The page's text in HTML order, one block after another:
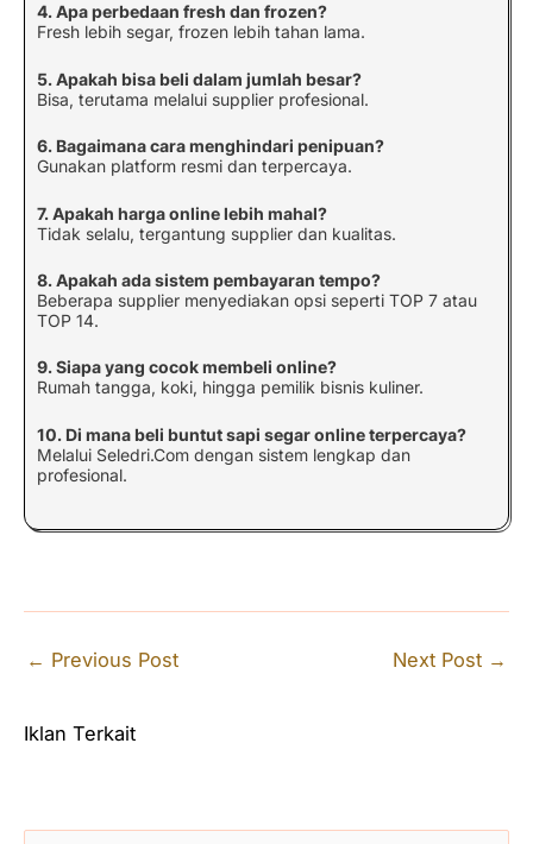
4. Apa perbedaan fresh dan frozen?
Fresh lebih segar, frozen lebih tahan lama.
5. Apakah bisa beli dalam jumlah besar?
Bisa, terutama melalui supplier profesional.
6. Bagaimana cara menghindari penipuan?
Gunakan platform resmi dan terpercaya.
7. Apakah harga online lebih mahal?
Tidak selalu, tergantung supplier dan kualitas.
8. Apakah ada sistem pembayaran tempo?
Beberapa supplier menyediakan opsi seperti TOP 7 atau
TOP 14.
9. Siapa yang cocok membeli online?
Rumah tangga, koki, hingga pemilik bisnis kuliner.
10. Di mana beli buntut sapi segar online terpercaya?
Melalui Seledri.Com dengan sistem lengkap dan
profesional.
← Previous Post Next Post →
Iklan Terkait